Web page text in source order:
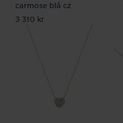
carmose blå cz
Pris:3 310 kr
3 310 kr